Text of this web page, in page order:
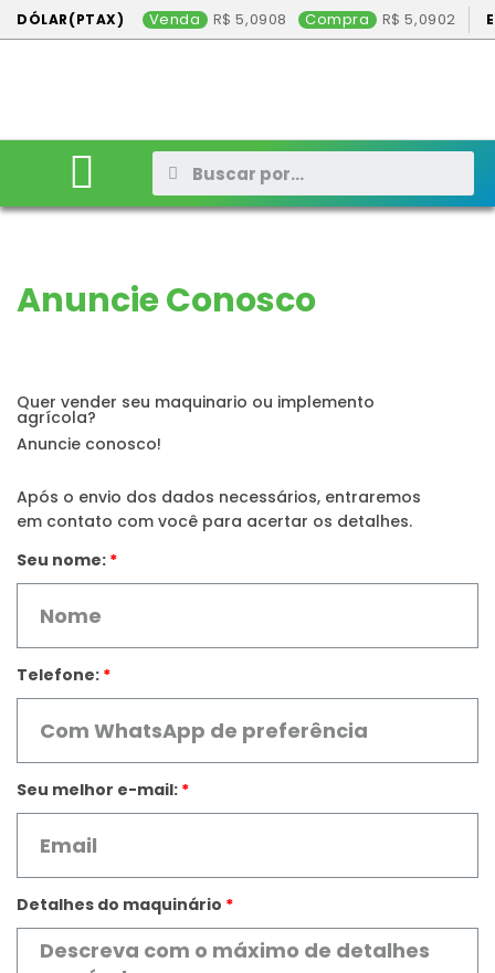
DÓLAR(PTAX) Venda 5,0908 Compra 5,0902
Anuncie Conosco
Quer vender seu maquinario ou implemento
agrícola?
Anuncie conosco!
Após o envio dos dados necessários, entraremos
em contato com você para acertar os detalhes.
Seu nome:
Telefone:
Seu melhor e-mail:
Detalhes do maquinário